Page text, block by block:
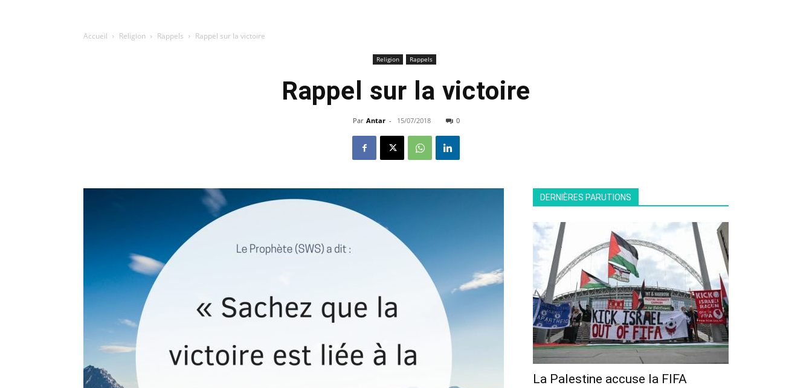
Accueil Religion Rappels Rappel sur la victoire
Religion Rappels
Rappel sur la victoire
Par Antar - 15/07/2018 0
DERNIÈRES PARUTIONS
La Palestine accuse la FIFA